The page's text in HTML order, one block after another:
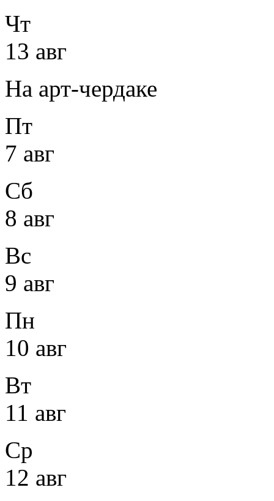
Чт
13 авг
На арт-чердаке
Пт
7 авг
Сб
8 авг
Вс
9 авг
Пн
10 авг
Вт
11 авг
Ср
12 авг